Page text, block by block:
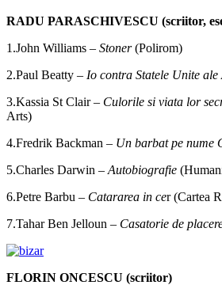
RADU PARASCHIVESCU (scriitor,
1.John Williams – Stoner(Polirom)
2.Paul Beatty – Io contra Statele Unite
3.Kassia St Clair – Culorile si viata lor
Arts)
4.Fredrik Backman – Un barbat pe nume
5.Charles Darwin – Autobiografie
6.Petre Barbu – Catararea in cer (Cartea
7.Tahar Ben Jelloun – Casatorie de
FLORIN ONCESCU (scriitor)